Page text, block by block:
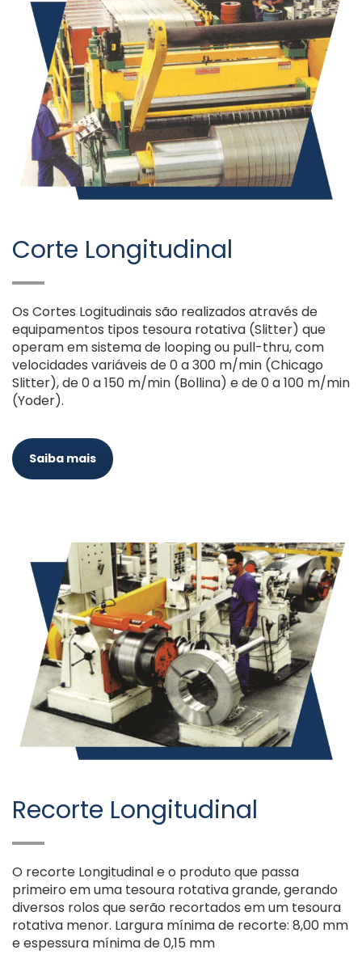
Corte Longitudinal
Os Cortes Logitudinais são realizados através de
equipamentos tipos tesoura rotativa (Slitter) que
operam em sistema de looping ou pull-thru, com
velocidades variáveis de 0 a 300 m/min (Chicago
Slitter), de 0 a 150 m/min (Bollina) e de 0 a 100 m/min
(Yoder).
Saiba mais
Recorte Longitudinal
O recorte Longitudinal e o produto que passa
primeiro em uma tesoura rotativa grande, gerando
diversos rolos que serão recortados em um tesoura
rotativa menor. Largura mínima de recorte: 8,00 mm
e espessura mínima de 0,15 mm